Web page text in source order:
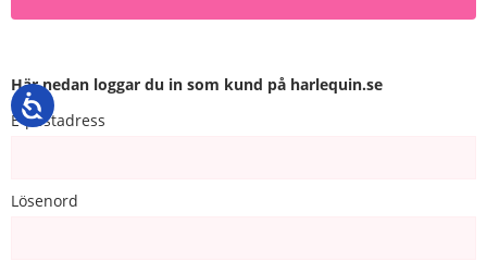
Här nedan loggar du in som kund på harlequin.se
E-postadress
Lösenord